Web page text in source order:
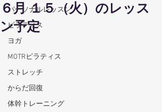
パーソナルレッスン
ピラティス
ヨガ
MOTRピラティス
ストレッチ
からだ回復
体幹トレーニング
６月 １５（火）のレッス
ン予定